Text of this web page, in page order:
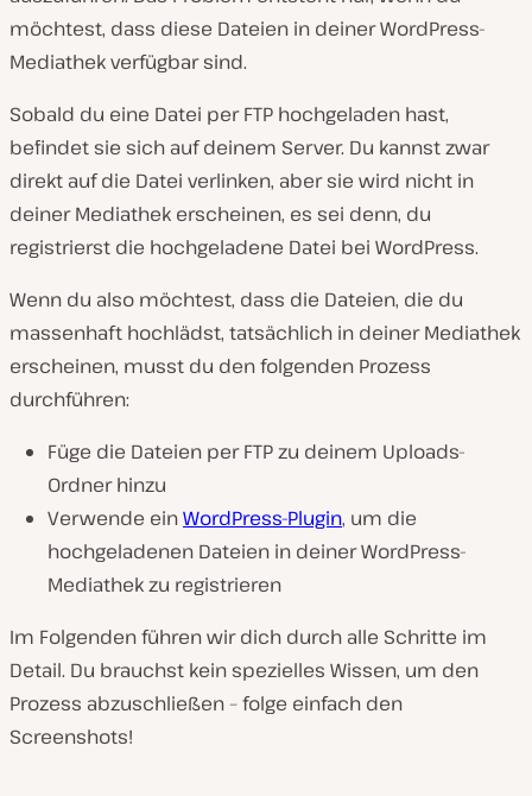
möchtest, dass diese Dateien in deiner WordPress-
Mediathek verfügbar sind.
Sobald du eine Datei per FTP hochgeladen hast,
befindet sie sich auf deinem Server. Du kannst zwar
direkt auf die Datei verlinken, aber sie wird nicht in
deiner Mediathek erscheinen, es sei denn, du
registrierst die hochgeladene Datei bei WordPress.
Wenn du also möchtest, dass die Dateien, die du
massenhaft hochlädst, tatsächlich in deiner Mediathek
erscheinen, musst du den folgenden Prozess
durchführen:
Füge die Dateien per FTP zu deinem Uploads-
Ordner hinzu
Verwende einWordPress-Plugin, um die
hochgeladenen Dateien in deiner WordPress-
Mediathek zu registrieren
Im Folgenden führen wir dich durch alle Schritte im
Detail. Du brauchst kein spezielles Wissen, um den
Prozess abzuschließen – folge einfach den
Screenshots!